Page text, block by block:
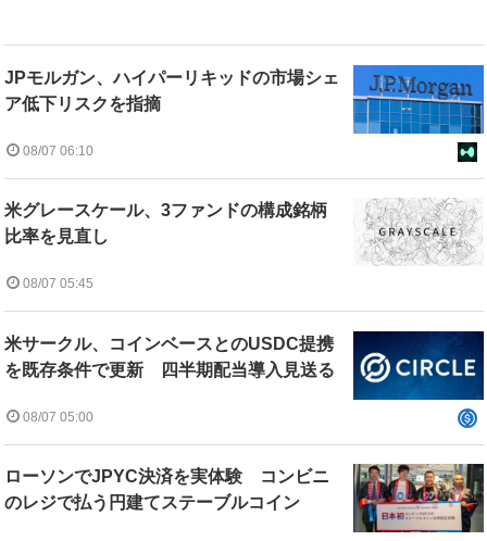
JPモルガン、ハイパーリキッドの市場シェ
ア低下リスクを指摘
08/07 06:10
米グレースケール、3ファンドの構成銘柄
比率を見直し
08/07 05:45
米サークル、コインベースとのUSDC提携
を既存条件で更新 四半期配当導入見送る
08/07 05:00
ローソンでJPYC決済を実体験 コンビニ
のレジで払う円建てステーブルコイン